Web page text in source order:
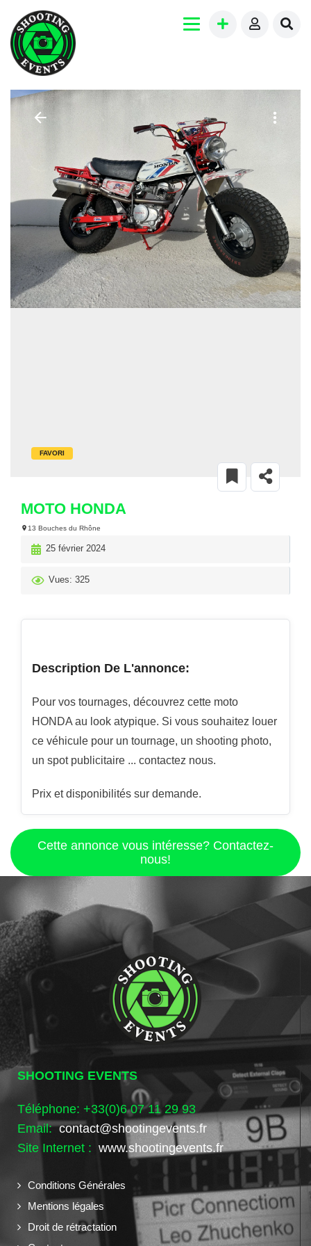
FAVORI
MOTO HONDA
13 Bouches du Rhône
25 février 2024
Vues: 325
Description De L'annonce:
Pour vos tournages, découvrez cette moto
HONDA au look atypique. Si vous souhaitez louer
ce véhicule pour un tournage, un shooting photo,
un spot publicitaire ... contactez nous.
Prix et disponibilités sur demande.
Cette annonce vous intéresse? Contactez-
nous!
SHOOTING EVENTS
Téléphone: +33(0)6 07 11 29 93
Email:contact@shootingevents.fr
Site Internet : www.shootingevents.fr
Conditions Générales
Mentions légales
Droit de rétractation